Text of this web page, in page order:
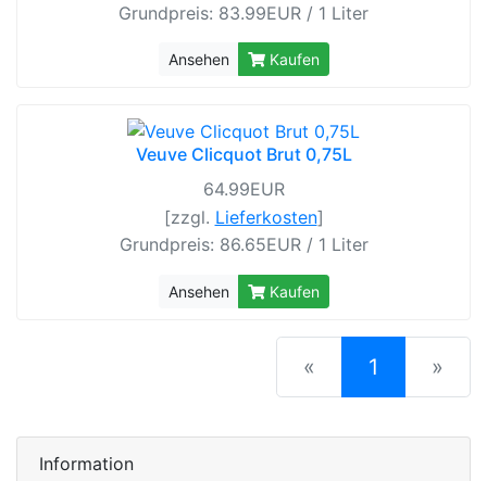
Grundpreis: 83.99EUR / 1 Liter
Ansehen Kaufen
Veuve Clicquot Brut 0,75L
64.99EUR
[zzgl. Lieferkosten]
Grundpreis: 86.65EUR / 1 Liter
Ansehen Kaufen
« 1 (current)
»
Information